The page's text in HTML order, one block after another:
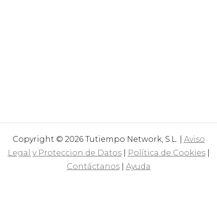
Copyright © 2026 Tutiempo Network, S.L. | Aviso
Legal y Proteccion de Datos| Política de Cookies|
Contáctanos| Ayuda